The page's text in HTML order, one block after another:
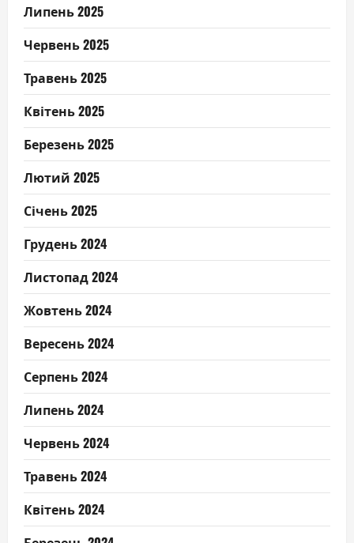
Липень 2025
Червень 2025
Травень 2025
Квітень 2025
Березень 2025
Лютий 2025
Січень 2025
Грудень 2024
Листопад 2024
Жовтень 2024
Вересень 2024
Серпень 2024
Липень 2024
Червень 2024
Травень 2024
Квітень 2024